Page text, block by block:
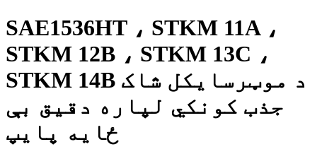
SAE1536HT ، STKM 11A ،
STKM 12B ، STKM 13C ،
STKM 14B د موټرسایکل شاک
جذب کونکي لپاره دقیق بې
ځایه پایپ